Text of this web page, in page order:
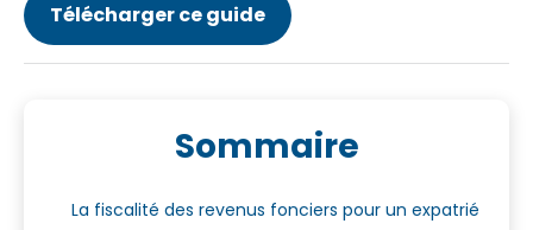
Télécharger ce guide
Sommaire
La fiscalité des revenus fonciers pour un expatrié